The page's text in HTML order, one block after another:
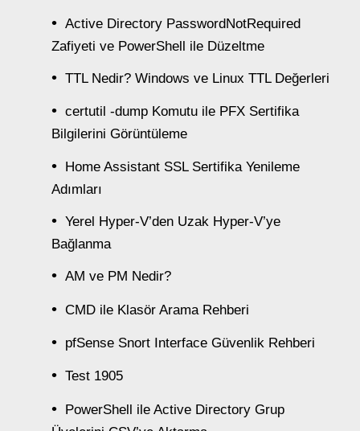
Active Directory PasswordNotRequired
Zafiyeti ve PowerShell ile Düzeltme
TTL Nedir? Windows ve Linux TTL Değerleri
certutil -dump Komutu ile PFX Sertifika
Bilgilerini Görüntüleme
Home Assistant SSL Sertifika Yenileme
Adımları
Yerel Hyper-V’den Uzak Hyper-V’ye
Bağlanma
AM ve PM Nedir?
CMD ile Klasör Arama Rehberi
pfSense Snort Interface Güvenlik Rehberi
Test 1905
PowerShell ile Active Directory Grup